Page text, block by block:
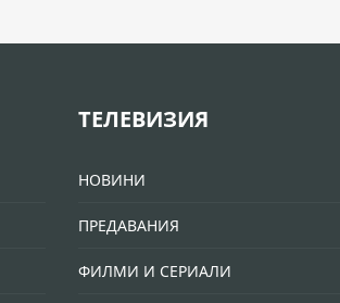
ТЕЛЕВИЗИЯ
НОВИНИ
ПРЕДАВАНИЯ
ФИЛМИ И СЕРИАЛИ